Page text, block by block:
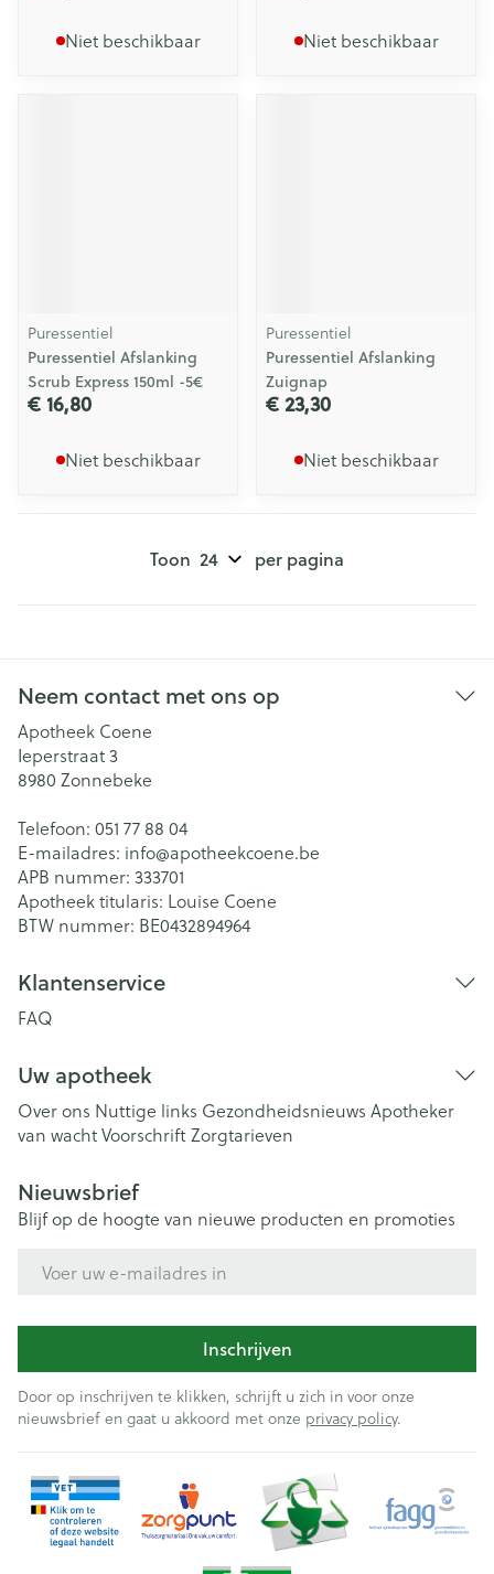
Niet beschikbaar Niet beschikbaar
Puressentiel
Puressentiel Afslanking
Scrub Express 150ml -5€
€ 16,80
Niet beschikbaar
Puressentiel
Puressentiel Afslanking
Zuignap
€ 23,30
Niet beschikbaar
Toon per pagina
Neem contact met ons op
Apotheek Coene
Ieperstraat 3
8980 Zonnebeke
Telefoon: 051 77 88 04
E-mailadres: info@apotheekcoene.be
APB nummer: 333701
Apotheek titularis: Louise Coene
BTW nummer: BE0432894964
Klantenservice
FAQ
Uw apotheek
Over ons Nuttige links Gezondheidsnieuws Apotheker
van wachtVoorschriftZorgtarieven
Nieuwsbrief
Blijf op de hoogte van nieuwe producten en promoties
Inschrijven
Door op inschrijven te klikken, schrijft u zich in voor onze
nieuwsbrief en gaat u akkoord met onze privacy policy.